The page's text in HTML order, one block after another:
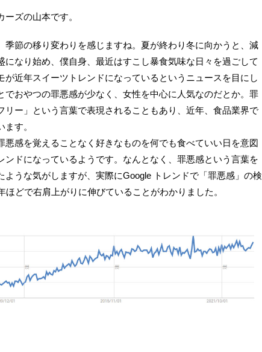
ズの山本です。
季節の移り変わりを感じますね。夏が終わり冬に向かうと、減
になり始め、僕自身、最近はすこし暴食気味な日々を過ごして
が近年スイーツトレンドになっているというニュースを目にし
でおやつの罪悪感が少なく、女性を中心に人気なのだとか。罪
リー」という言葉で表現されることもあり、近年、食品業界で
す。
悪感を覚えることなく好きなものを何でも食べていい日を意図
ンドになっているようです。なんとなく、罪悪感という言葉を
ような気がしますが、実際にGoogle トレンドで「罪悪感」の検
どで右肩上がりに伸びていることがわかりました。